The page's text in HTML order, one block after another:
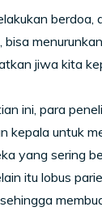
jiwa kita
ini, para
kepala untuk
yang sering
itu lobus